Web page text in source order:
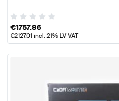
€1757.86
€2127.01incl. 21% LV VAT